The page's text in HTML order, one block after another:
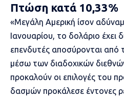
Πτώση κατά 10,33%
«Μεγάλη Αμερική ίσον
Ιανουαρίου, το δολάριο έχει
επενδυτές αποσύρονται από
μέσω των διαδοχικών
προκαλούν οι επιλογές του
δασμών προκάλεσε έντονες